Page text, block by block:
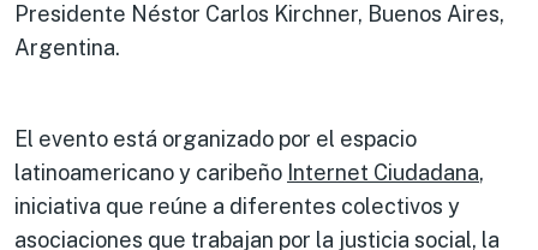
Presidente Néstor Carlos Kirchner, Buenos Aires,
Argentina.
El evento está organizado por el espacio
latinoamericano y caribeño Internet Ciudadana,
iniciativa que reúne a diferentes colectivos y
asociaciones que trabajan por la justicia social, la